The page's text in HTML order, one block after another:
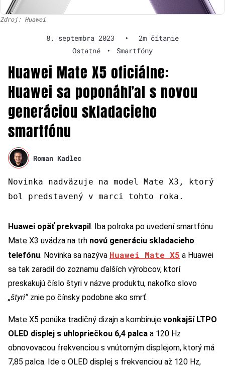
Zdroj: Huawei
8. septembra 2023 •
2m čítanie
Ostatné
• Smartfóny
Huawei Mate X5 oficiálne:
Huawei sa poponáhľal s novou
generáciou skladacieho
smartfónu
Roman Kadlec
Novinka nadväzuje na model Mate X3, ktorý
bol predstavený v marci tohto roka.
Huawei opäť prekvapil. Iba polroka po uvedení smartfónu
Mate X3 uvádza na trh novú generáciu skladacieho
telefónu. Novinka sa nazýva Huawei Mate X5 a Huawei
sa tak zaradil do zoznamu ďalších výrobcov, ktorí
preskakujú číslo štyri v názve produktu, nakoľko slovo
„štyri“znie po čínsky podobne ako smrť.
Mate X5 ponúka tradičný dizajn a kombinuje vonkajší LTPO
OLED displej s uhlopriečkou 6,4 palca a 120 Hz
obnovovacou frekvenciou s vnútorným displejom, ktorý má
7,85 palca. Ide o OLED displej s frekvenciou až 120 Hz,